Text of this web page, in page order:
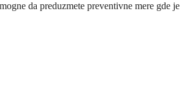
da preduzmete preventivne mere gde je